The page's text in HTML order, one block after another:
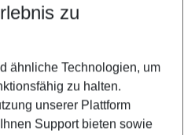
your best
8 nights
zu
ähnliche Technologien, um
zu halten.
unserer Plattform
Support bieten sowie